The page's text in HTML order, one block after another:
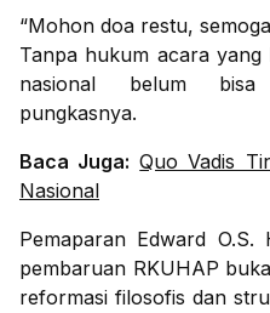
“Mohon doa restu,
Tanpa hukum acara
nasional belum bisa
pungkasnya.
Baca Juga: Quo Vadis
Nasional
Pemaparan Edward O.S.
pembaruan RKUHAP
reformasi filosofis dan